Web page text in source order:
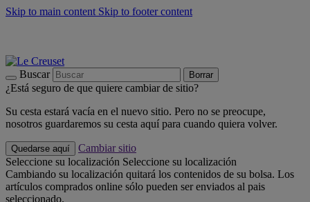
Skip to main content Skip to footer content
Buscar Borrar
¿Está seguro de que quiere cambiar de sitio?
Su cesta estará vacía en el nuevo sitio. Pero no se preocupe,
nosotros guardaremos su cesta aquí para cuando quiera volver.
Quedarse aquí
Cambiar sitio
Seleccione su localización Seleccione su localización
Cambiando su localización quitará los contenidos de su bolsa. Los
artículos comprados online sólo pueden ser enviados al pais
seleccionado.